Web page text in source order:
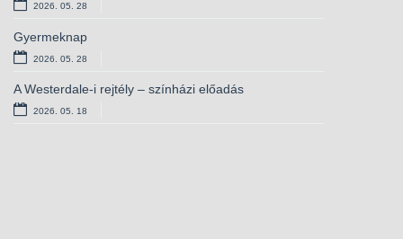
2026. 05. 28
Gyermeknap
2026. 05. 28
A Westerdale-i rejtély – színházi előadás
2026. 05. 18
Nőnapi ünnepség